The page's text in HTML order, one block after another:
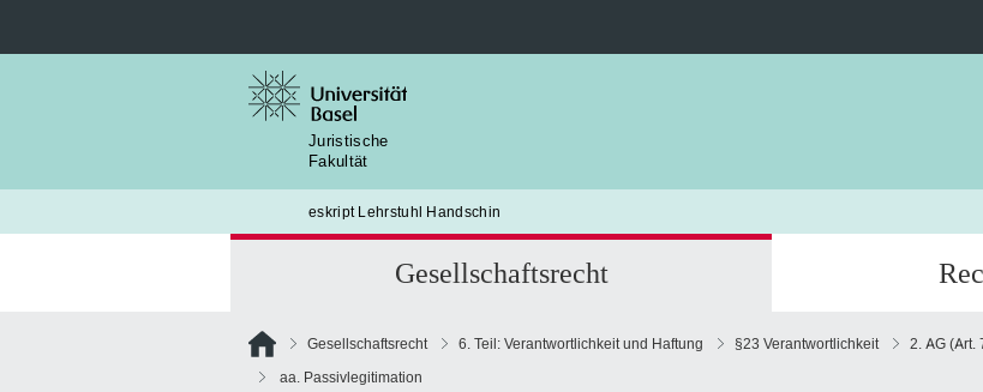
nach:
Juristische
Fakultät
eskript Lehrstuhl Handschin
Gesellschaftsrecht
Gesellschaftsrecht 6. Teil: Verantwortlichkeit und Haftung §23 Verantwortlichkeit 2. AG (Art.
aa. Passivlegitimation